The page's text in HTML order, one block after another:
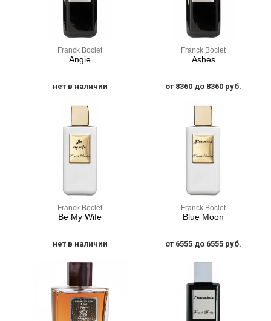
Franck Boclet
Angie
нет в наличии
Franck Boclet
Ashes
от 8360 до 8360 руб.
Franck Boclet
Be My Wife
нет в наличии
Franck Boclet
Blue Moon
от 6555 до 6555 руб.